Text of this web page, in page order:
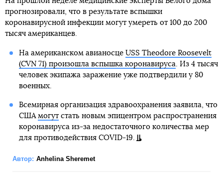
прогнозировали, что в результате вспышки
коронавирусной инфекции могут умереть от 100 до 200
тысяч американцев.
На американском авианосце USS Theodore Roosevelt
(CVN 71) произошла вспышка коронавируса. Из 4 тысяч
человек экипажа заражение уже подтвердили у 80
военных.
Всемирная организация здравоохранения заявила, что
США могутстать новым эпицентром распространения
коронавируса из-за недостаточного количества мер
для противодействия COVID-19.
Автор: Anhelina Sheremet